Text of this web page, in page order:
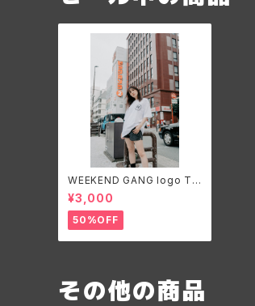
WEEKEND GANG logo Tシ
ャツ 白 背面プリント無
¥3,000
50%OFF
その他の商品